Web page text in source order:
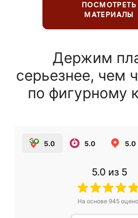
ПОСМОТРЕТЬ
МАТЕРИАЛЫ
Держим
серьезнее, чем
по фигурному
5.0 5.0 5.0
5.0 из 5
На основе 945